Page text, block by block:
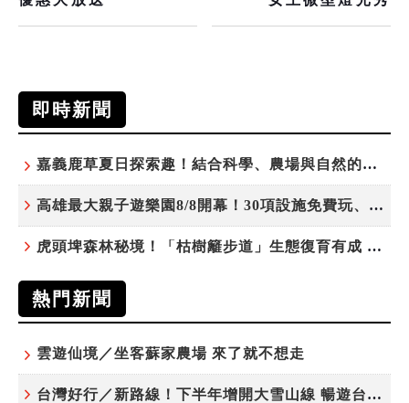
即時新聞
嘉義鹿草夏日探索趣！結合科學、農場與自然的親子小旅行
高雄最大親子遊樂園8/8開幕！30項設施免費玩、YOYO家族嗨翻暑假
虎頭埤森林秘境！「枯樹籬步道」生態復育有成 走進大自然生命教室
熱門新聞
雲遊仙境／坐客蘇家農場 來了就不想走
台灣好行／新路線！下半年增開大雪山線 暢遊台中更便利